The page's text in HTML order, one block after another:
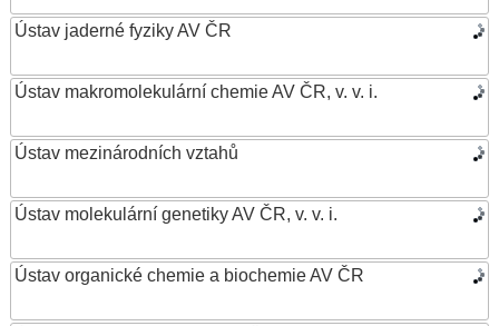
Ústav jaderné fyziky AV ČR
Ústav makromolekulární chemie AV ČR, v. v. i.
Ústav mezinárodních vztahů
Ústav molekulární genetiky AV ČR, v. v. i.
Ústav organické chemie a biochemie AV ČR